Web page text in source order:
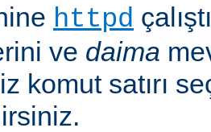
httpd
ve daima
komut satırı